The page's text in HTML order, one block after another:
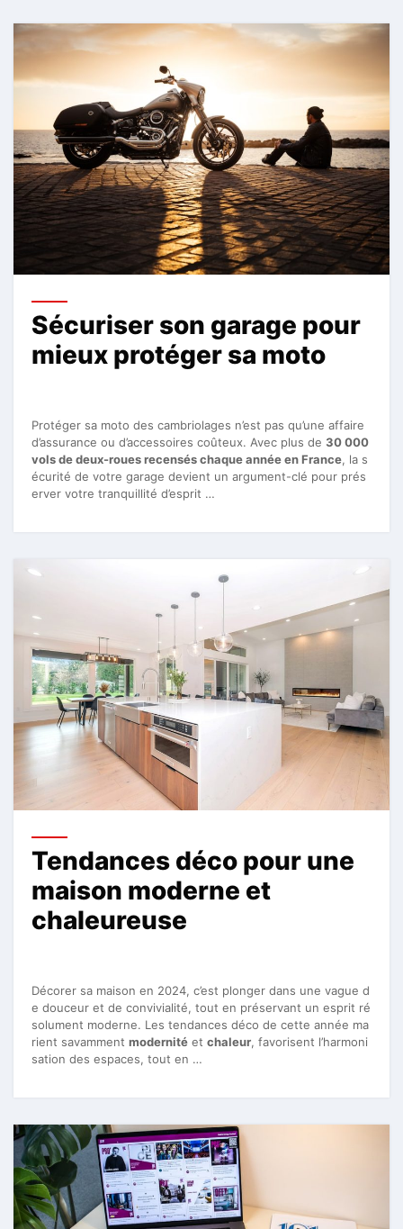
Sécuriser son garage pour
mieux protéger sa moto
Protéger sa moto des cambriolages n’est pas qu’une affaire
d’assurance ou d’accessoires coûteux. Avec plus de 30 000
vols de deux-roues recensés chaque année en France, la s
écurité de votre garage devient un argument-clé pour prés
erver votre tranquillité d’esprit …
Tendances déco pour une
maison moderne et
chaleureuse
Décorer sa maison en 2024, c’est plonger dans une vague d
e douceur et de convivialité, tout en préservant un esprit ré
solument moderne. Les tendances déco de cette année ma
rient savamment modernité et chaleur, favorisent l’harmoni
sation des espaces, tout en …